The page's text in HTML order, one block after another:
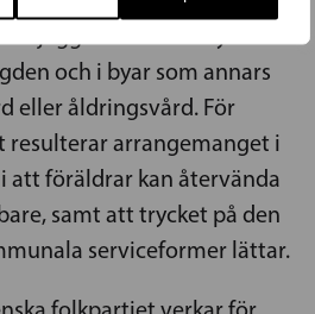
och i byar som annars
eller åldringsvård. För
resulterar arrangemanget i
att föräldrar kan återvända
samt att trycket på den
serviceformer lättar.